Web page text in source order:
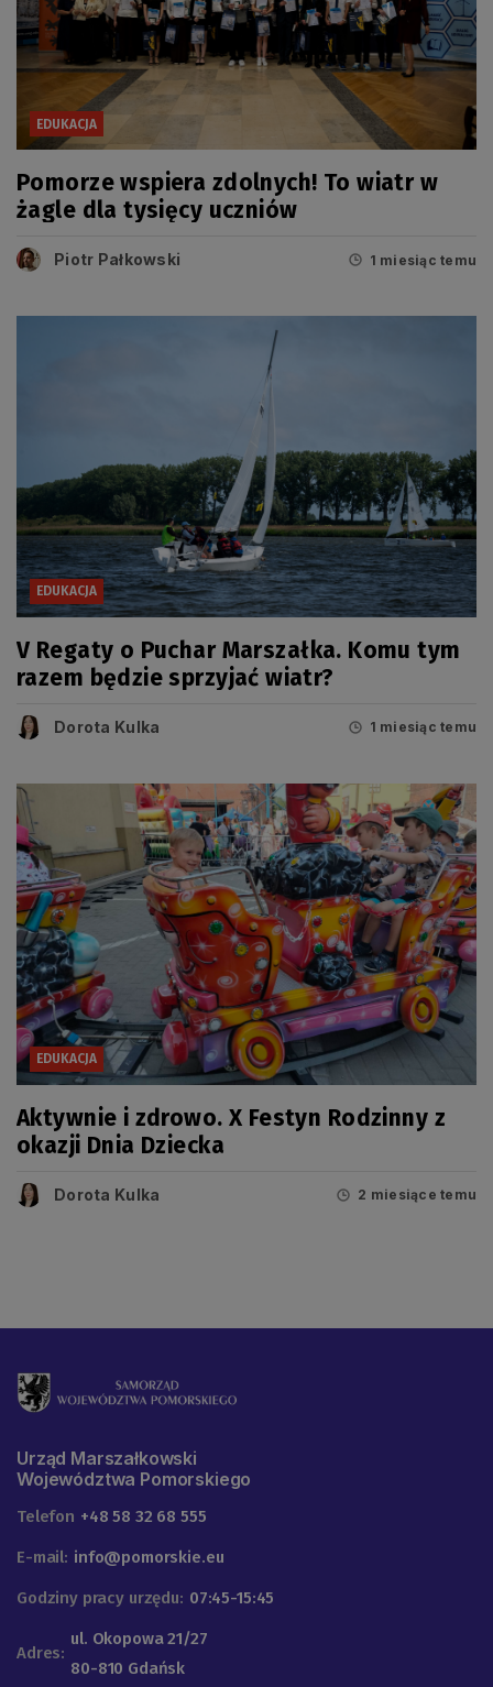
EDUKACJA
Pomorze wspiera zdolnych! To wiatr w
żagle dla tysięcy uczniów
Piotr Pałkowski 1 miesiąc temu
EDUKACJA
V Regaty o Puchar Marszałka. Komu tym
razem będzie sprzyjać wiatr?
Dorota Kulka 1 miesiąc temu
EDUKACJA
Aktywnie i zdrowo. X Festyn Rodzinny z
okazji Dnia Dziecka
Dorota Kulka 2 miesiące temu
Urząd Marszałkowski
Województwa Pomorskiego
Telefon +48 58 32 68 555
E-mail: info@pomorskie.eu
Godziny pracy urzędu: 07:45-15:45
Adres:
ul. Okopowa 21/27
80-810 Gdańsk